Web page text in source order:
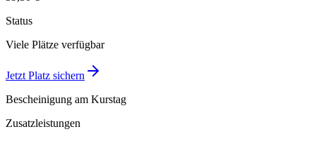
Status
Viele Plätze verfügbar
Jetzt Platz sichern
Bescheinigung am Kurstag
Zusatzleistungen